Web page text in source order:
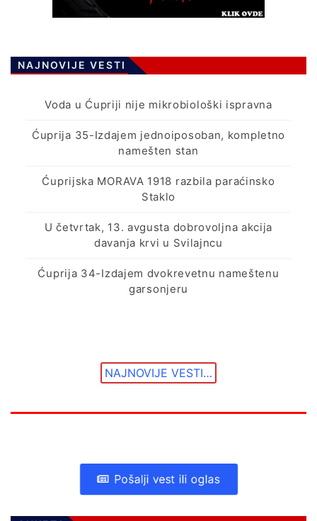
NAJNOVIJE VESTI
Voda u Ćupriji nije mikrobiološki ispravna
Ćuprija 35-Izdajem jednoiposoban, kompletno
namešten stan
Ćuprijska MORAVA 1918 razbila paraćinsko
Staklo
U četvrtak, 13. avgusta dobrovoljna akcija
davanja krvi u Svilajncu
Ćuprija 34-Izdajem dvokrevetnu nameštenu
garsonjeru
NAJNOVIJE VESTI…
Pošalji vest ili oglas